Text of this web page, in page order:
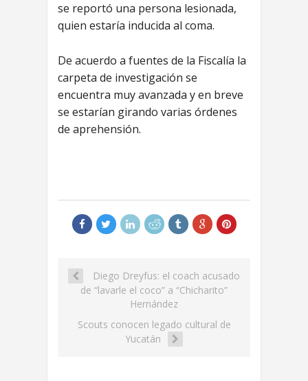
se reportó una persona lesionada,
quien estaría inducida al coma.
De acuerdo a fuentes de la Fiscalía la
carpeta de investigación se
encuentra muy avanzada y en breve
se estarían girando varias órdenes
de aprehensión.
Diego Dreyfus: el coach acusado
de “lavarle el coco” a “Chicharito”
Hernández
Scouts conocen legado cultural de
Yucatán